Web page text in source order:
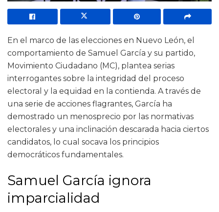
En el marco de las elecciones en Nuevo León, el
comportamiento de Samuel García y su partido,
Movimiento Ciudadano (MC), plantea serias
interrogantes sobre la integridad del proceso
electoral y la equidad en la contienda. A través de
una serie de acciones flagrantes, García ha
demostrado un menosprecio por las normativas
electorales y una inclinación descarada hacia ciertos
candidatos, lo cual socava los principios
democráticos fundamentales.
Samuel García ignora
imparcialidad